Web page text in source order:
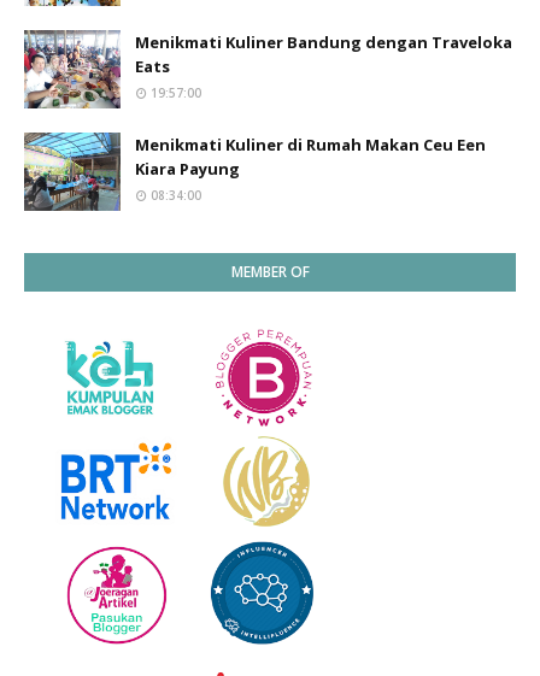
Menikmati Kuliner Bandung dengan Traveloka
Eats
19:57:00
Menikmati Kuliner di Rumah Makan Ceu Een
Kiara Payung
08:34:00
MEMBER OF